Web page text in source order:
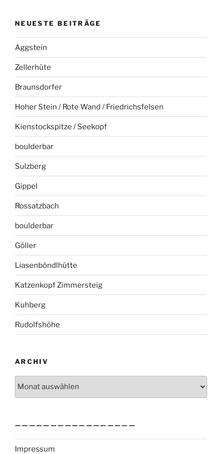
NEUESTE BEITRÄGE
Aggstein
Zellerhüte
Braunsdorfer
Hoher Stein / Rote Wand / Friedrichsfelsen
Kienstockspitze / Seekopf
boulderbar
Sulzberg
Gippel
Rossatzbach
boulderbar
Göller
Liasenböndlhütte
Katzenkopf Zimmersteig
Kuhberg
Rudolfshöhe
ARCHIV
—————————————————
Impressum